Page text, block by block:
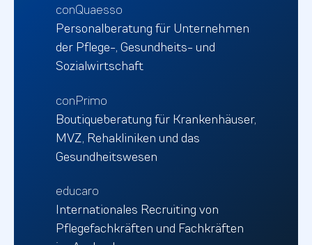
conQuaesso
Personalberatung für Unternehmen
der Pflege-, Gesundheits- und
Sozialwirtschaft
conPrimo
Boutiqueberatung für Krankenhäuser,
MVZ, Rehakliniken und das
Gesundheitswesen
educaro
Internationales Recruiting von
Pflegefachkräften und Fachkräften